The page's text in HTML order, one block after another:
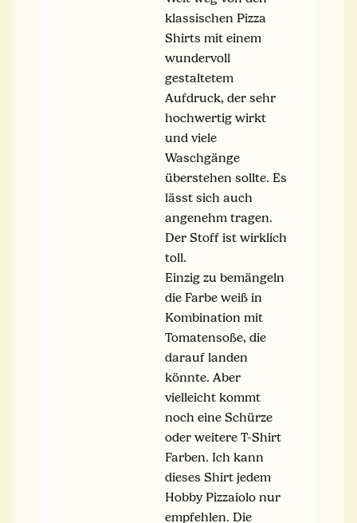
klassischen Pizza
Shirts mit einem
wundervoll
gestaltetem
Aufdruck, der sehr
hochwertig wirkt
und viele
Waschgänge
überstehen sollte. Es
lässt sich auch
angenehm tragen.
Der Stoff ist wirklich
toll.
Einzig zu bemängeln
die Farbe weiß in
Kombination mit
Tomatensoße, die
darauf landen
könnte. Aber
vielleicht kommt
noch eine Schürze
oder weitere T-Shirt
Farben. Ich kann
dieses Shirt jedem
Hobby Pizzaiolo nur
empfehlen. Die